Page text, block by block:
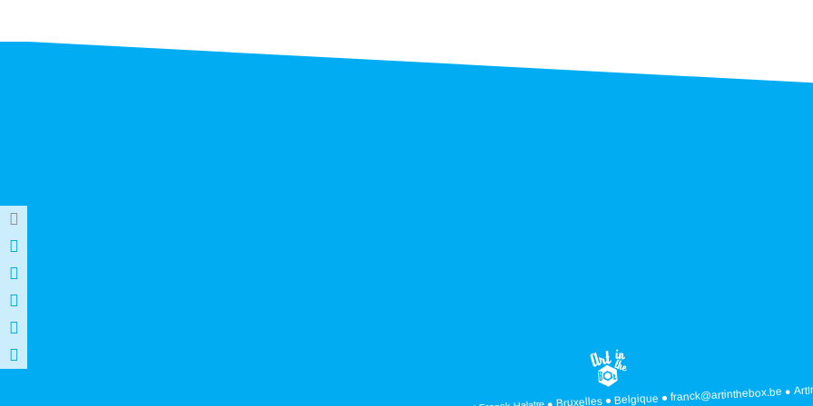
Bruxelles Belgique franck@artinthebox.be